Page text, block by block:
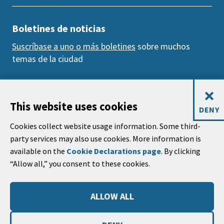
This website uses cookies
Cookies collect website usage information. Some third-
party services may also use cookies. More information is
available on the Cookie Declarations page. By clicking
“Allow all,” you consent to these cookies.
ALLOW ALL
×
DENY
El Ayuntamiento
Teléfono: (805) 963-0611
Horas de Trabajo: 9:00 AM to 3:00 PM, Lunes a
Ciudad de Santa Bárbara, apartado de correos
Santa Bárbara, CA 93102-1990
Boletines de noticias
Suscríbase a uno o más boletines sobre muchos
temas de la ciudad